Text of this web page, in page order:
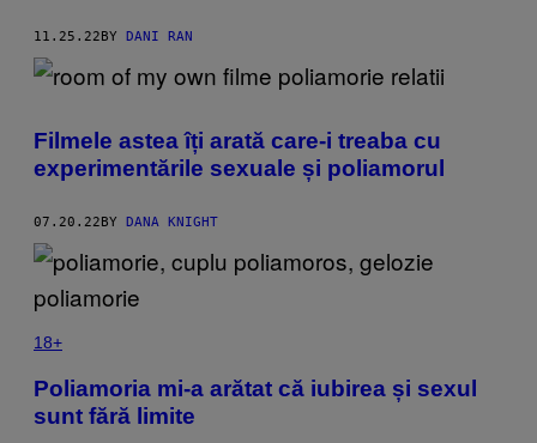
11.25.22 BY DANI RAN
Filmele astea îți arată care-i treaba cu
experimentările sexuale și poliamorul
07.20.22BY DANA KNIGHT
18+
Poliamoria mi-a arătat că iubirea și sexul
sunt fără limite